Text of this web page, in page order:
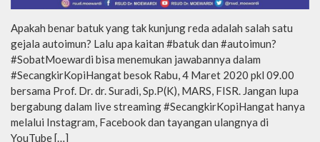
Apakah benar batuk yang tak kunjung reda adalah salah satu
gejala autoimun? Lalu apa kaitan #batuk dan #autoimun?
#SobatMoewardi bisa menemukan jawabannya dalam
#SecangkirKopiHangat besok Rabu, 4 Maret 2020 pkl 09.00
bersama Prof. Dr. dr. Suradi, Sp.P(K), MARS, FISR. Jangan lupa
bergabung dalam live streaming #SecangkirKopiHangat hanya
melalui Instagram, Facebook dan tayangan ulangnya di
YouTube […]